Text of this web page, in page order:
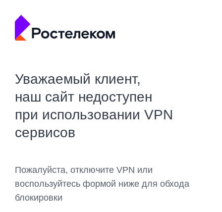
Уважаемый клиент,
наш сайт недоступен
при использовании VPN
сервисов
Пожалуйста, отключите VPN или
воспользуйтесь формой ниже для обхода
блокировки